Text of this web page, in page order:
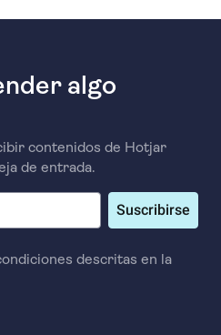
algo
contenidos de Hotjar
de entrada.
Suscribirse
descritas en la